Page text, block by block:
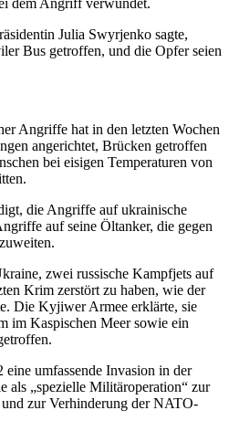
dem Angriff verwundet.
Julia Swyrjenko sagte,
Bus getroffen, und die Opfer seien
Angriffe hat in den letzten Wochen
angerichtet, Brücken getroffen
bei eisigen Temperaturen von
die Angriffe auf ukrainische
auf seine Öltanker, die gegen
zwei russische Kampfjets auf
Krim zerstört zu haben, wie der
Die Kyjiwer Armee erklärte, sie
im Kaspischen Meer sowie ein
umfassende Invasion in der
als „spezielle Militäroperation“ zur
zur Verhinderung der NATO-